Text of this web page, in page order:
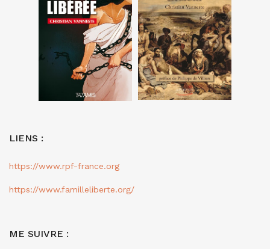
LIENS :
https://www.rpf-france.org
https://www.familleliberte.org/
ME SUIVRE :